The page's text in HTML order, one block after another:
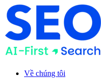
Về chúng tôi